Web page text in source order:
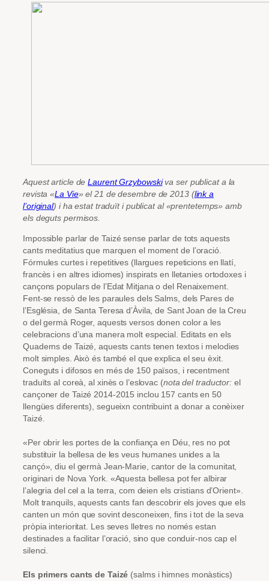
Aquest article deLaurent Grzybowskiva ser publicat a la
revista «La Vie» el 21 de desembre de 2013 (link a
l’original) i ha estat traduït i publicat al «prentetemps» amb
els deguts permisos.
Impossible parlar de Taizé sense parlar de tots aquests
cants meditatius que marquen el moment de l’oració.
Fórmules curtes i repetitives (llargues repeticions en llatí,
francès i en altres idiomes) inspirats en lletanies ortodoxes i
cançons populars de l’Edat Mitjana o del Renaixement.
Fent-se ressò de les paraules dels Salms, dels Pares de
l’Església, de Santa Teresa d’Àvila, de Sant Joan de la Creu
o del germà Roger, aquests versos donen color a les
celebracions d’una manera molt especial. Editats en els
Quaderns de Taizé, aquests cants tenen textos i melodies
molt simples. Això és també el que explica el seu èxit.
Coneguts i difosos en més de 150 països, i recentment
traduïts al coreà, al xinès o l’eslovac (nota del traductor: el
cançoner de Taizé 2014-2015 inclou 157 cants en 50
llengües diferents), segueixn contribuint a donar a conèixer
Taizé.
«Per obrir les portes de la confiança en Déu, res no pot
substituir la bellesa de les veus humanes unides a la
cançó», diu el germà Jean-Marie, cantor de la comunitat,
originari de Nova York. «Aquesta bellesa pot fer albirar
l’alegria del cel a la terra, com deien els cristians d’Orient».
Molt tranquils, aquests cants fan descobrir els joves que els
canten un món que sovint desconeixen, fins i tot de la seva
pròpia interioritat. Les seves lletres no només estan
destinades a facilitar l’oració, sino que conduir-nos cap el
silenci.
Els primers cants de Taizé (salms i himnes monàstics)